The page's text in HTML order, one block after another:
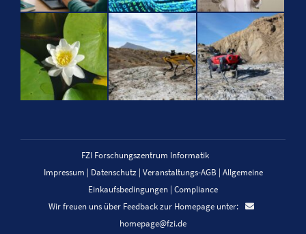
FZI Forschungszentrum Informatik
Impressum | Datenschutz| Veranstaltungs-AGB | Allgemeine
Einkaufsbedingungen | Compliance
Wir freuen uns über Feedback zur Homepage unter:
homepage@fzi.de